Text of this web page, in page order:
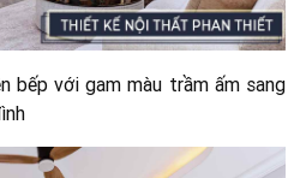
bếp với gam màu trầm ấm sang